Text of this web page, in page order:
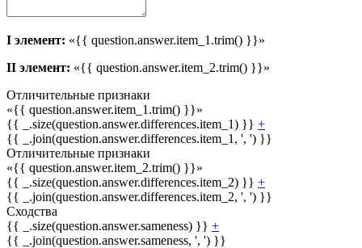
I элемент: «{{ question.answer.item_1.trim() }}»
II элемент: «{{ question.answer.item_2.trim() }}»
Отличительные признаки
«{{ question.answer.item_1.trim() }}»
{{ _.size(question.answer.differences.item_1) }} +
{{ _.join(question.answer.differences.item_1, ', ') }}
Отличительные признаки
«{{ question.answer.item_2.trim() }}»
{{ _.size(question.answer.differences.item_2) }} +
{{ _.join(question.answer.differences.item_2, ', ') }}
Сходства
{{ _.size(question.answer.sameness) }} +
{{ _.join(question.answer.sameness, ', ') }}